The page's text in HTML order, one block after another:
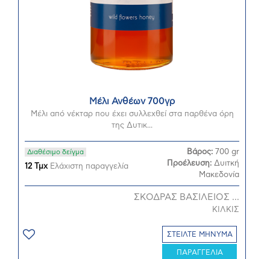
Μέλι Ανθέων 700γρ
Μέλι από νέκταρ που έχει συλλεχθεί στα παρθένα όρη
της Δυτικ...
Διαθέσιμο δείγμα
12 ΤμχΕλάχιστη παραγγελία
Βάρος: 700 gr
Προέλευση: Δυιτκή
Μακεδονία
ΣΚΟΔΡΑΣ ΒΑΣΙΛΕΙΟΣ ...
ΚΙΛΚΙΣ
ΣΤΕΙΛΤΕ ΜΗΝΥΜΑ
ΠΑΡΑΓΓΕΛΙΑ